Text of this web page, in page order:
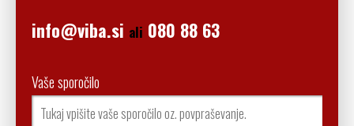
info@viba.si ali 080 88 63
Vaše sporočilo